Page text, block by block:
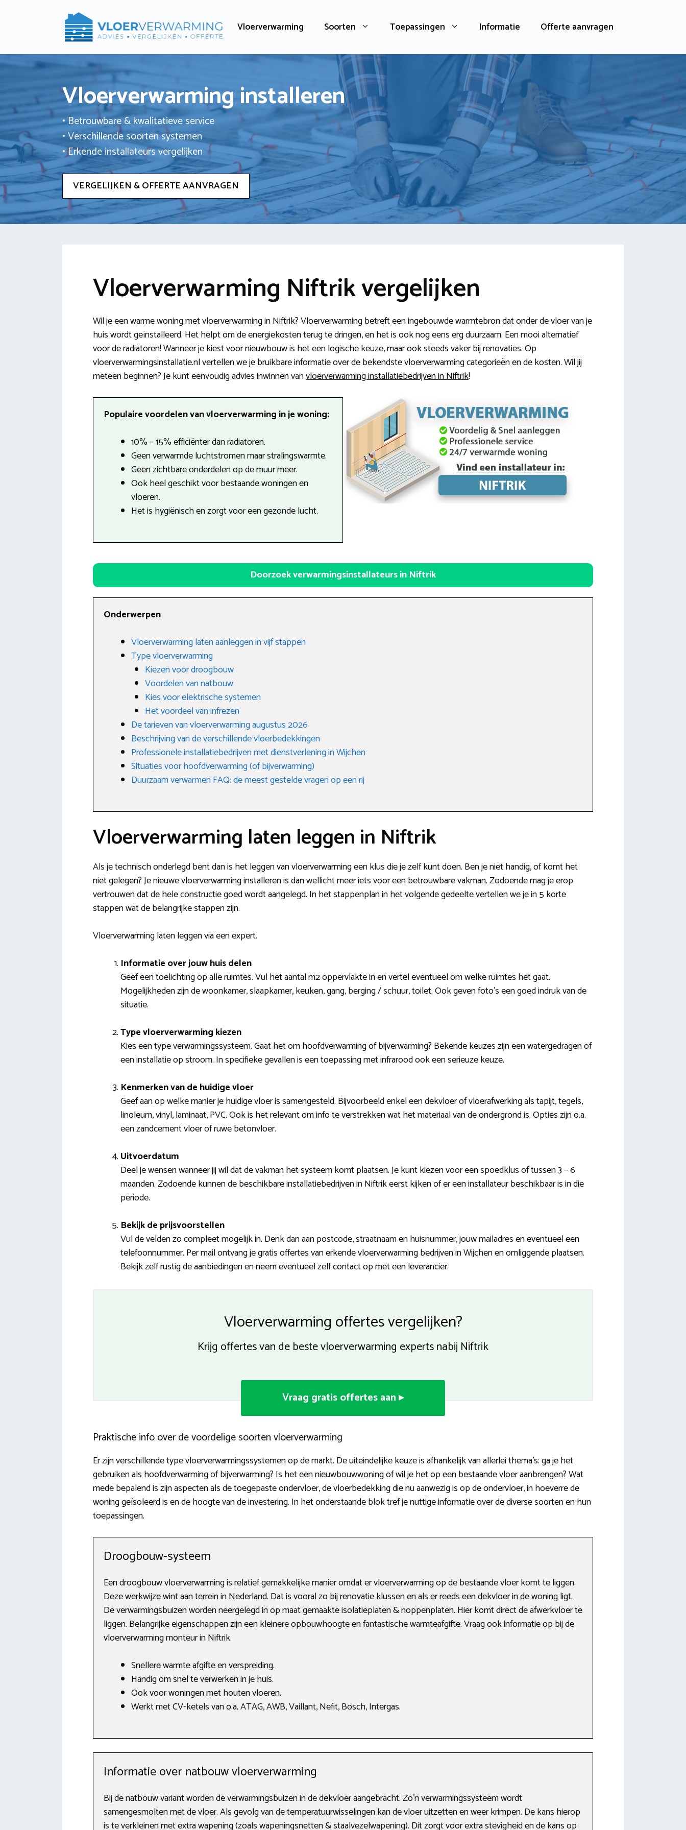
Vloerverwarming Soorten Toepassingen Informatie Offerte aanvragen
Vloerverwarming installeren
• Betrouwbare & kwalitatieve service
• Verschillende soorten systemen
• Erkende installateurs vergelijken
VERGELIJKEN & OFFERTE AANVRAGEN
Vloerverwarming Niftrik vergelijken
Wil je een warme woning met vloerverwarming in Niftrik? Vloerverwarming betreft een ingebouwde warmtebron dat onder de vloer van je
huis wordt geïnstalleerd. Het helpt om de energiekosten terug te dringen, en het is ook nog eens erg duurzaam. Een mooi alternatief
voor de radiatoren! Wanneer je kiest voor nieuwbouw is het een logische keuze, maar ook steeds vaker bij renovaties. Op
vloerverwarmingsinstallatie.nl vertellen we je bruikbare informatie over de bekendste vloerverwarming categorieën en de kosten. Wil jij
meteen beginnen? Je kunt eenvoudig advies inwinnen vanvloerverwarming installatiebedrijven in Niftrik!
Populaire voordelen van vloerverwarming in je woning:
10% – 15% efficiënter dan radiatoren.
Geen verwarmde luchtstromen maar stralingswarmte.
Geen zichtbare onderdelen op de muur meer.
Ook heel geschikt voor bestaande woningen en
vloeren.
Het is hygiënisch en zorgt voor een gezonde lucht.
Doorzoek verwarmingsinstallateurs in Niftrik
Onderwerpen
Vloerverwarming laten aanleggen in vijf stappen
Type vloerverwarming
Kiezen voor droogbouw
Voordelen van natbouw
Kies voor elektrische systemen
Het voordeel van infrezen
De tarieven van vloerverwarming augustus 2026
Beschrijving van de verschillende vloerbedekkingen
Professionele installatiebedrijven met dienstverlening in Wijchen
Situaties voor hoofdverwarming (of bijverwarming)
Duurzaam verwarmen FAQ: de meest gestelde vragen op een rij
Vloerverwarming laten leggen in Niftrik
Als je technisch onderlegd bent dan is het leggen van vloerverwarming een klus die je zelf kunt doen. Ben je niet handig, of komt het
niet gelegen? Je nieuwe vloerverwarming installeren is dan wellicht meer iets voor een betrouwbare vakman. Zodoende mag je erop
vertrouwen dat de hele constructie goed wordt aangelegd. In het stappenplan in het volgende gedeelte vertellen we je in 5 korte
stappen wat de belangrijke stappen zijn.
Vloerverwarming laten leggen via een expert.
Informatie over jouw huis delen
Geef een toelichting op alle ruimtes. Vul het aantal m2 oppervlakte in en vertel eventueel om welke ruimtes het gaat.
Mogelijkheden zijn de woonkamer, slaapkamer, keuken, gang, berging / schuur, toilet. Ook geven foto’s een goed indruk van de
situatie.
Type vloerverwarming kiezen
Kies een type verwarmingssysteem. Gaat het om hoofdverwarming of bijverwarming? Bekende keuzes zijn een watergedragen of
een installatie op stroom. In specifieke gevallen is een toepassing met infrarood ook een serieuze keuze.
Kenmerken van de huidige vloer
Geef aan op welke manier je huidige vloer is samengesteld. Bijvoorbeeld enkel een dekvloer of vloerafwerking als tapijt, tegels,
linoleum, vinyl, laminaat, PVC. Ook is het relevant om info te verstrekken wat het materiaal van de ondergrond is. Opties zijn o.a.
een zandcement vloer of ruwe betonvloer.
Uitvoerdatum
Deel je wensen wanneer jij wil dat de vakman het systeem komt plaatsen. Je kunt kiezen voor een spoedklus of tussen 3 – 6
maanden. Zodoende kunnen de beschikbare installatiebedrijven in Niftrik eerst kijken of er een installateur beschikbaar is in die
periode.
Bekijk de prijsvoorstellen
Vul de velden zo compleet mogelijk in. Denk dan aan postcode, straatnaam en huisnummer, jouw mailadres en eventueel een
telefoonnummer. Per mail ontvang je gratis offertes van erkende vloerverwarming bedrijven in Wijchen en omliggende plaatsen.
Bekijk zelf rustig de aanbiedingen en neem eventueel zelf contact op met een leverancier.
Vloerverwarming offertes vergelijken?
Krijg offertes van de beste vloerverwarming experts nabij Niftrik
Vraag gratis offertes aan ▸
Praktische info over de voordelige soorten vloerverwarming
Er zijn verschillende type vloerverwarmingssystemen op de markt. De uiteindelijke keuze is afhankelijk van allerlei thema’s: ga je het
gebruiken als hoofdverwarming of bijverwarming? Is het een nieuwbouwwoning of wil je het op een bestaande vloer aanbrengen? Wat
mede bepalend is zijn aspecten als de toegepaste ondervloer, de vloerbedekking die nu aanwezig is op de ondervloer, in hoeverre de
woning geïsoleerd is en de hoogte van de investering. In het onderstaande blok tref je nuttige informatie over de diverse soorten en hun
toepassingen.
Droogbouw-systeem
Een droogbouw vloerverwarming is relatief gemakkelijke manier omdat er vloerverwarming op de bestaande vloer komt te liggen.
Deze werkwijze wint aan terrein in Nederland. Dat is vooral zo bij renovatie klussen en als er reeds een dekvloer in de woning ligt.
De verwarmingsbuizen worden neergelegd in op maat gemaakte isolatieplaten & noppenplaten. Hier komt direct de afwerkvloer te
liggen. Belangrijke eigenschappen zijn een kleinere opbouwhoogte en fantastische warmteafgifte. Vraag ook informatie op bij de
vloerverwarming monteur in Niftrik.
Snellere warmte afgifte en verspreiding.
Handig om snel te verwerken in je huis.
Ook voor woningen met houten vloeren.
Werkt met CV-ketels van o.a. ATAG, AWB, Vaillant, Nefit, Bosch, Intergas.
Informatie over natbouw vloerverwarming
Bij de natbouw variant worden de verwarmingsbuizen in de dekvloer aangebracht. Zo’n verwarmingssysteem wordt
samengesmolten met de vloer. Als gevolg van de temperatuurwisselingen kan de vloer uitzetten en weer krimpen. De kans hierop
is te verkleinen met extra wapening (zoals wapeningsnetten & staalvezelwapening). Dit zorgt voor extra stevigheid en de kans op